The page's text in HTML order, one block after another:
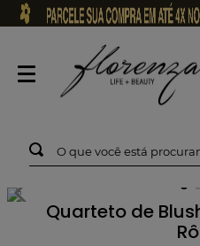
O que você está
Quarteto de